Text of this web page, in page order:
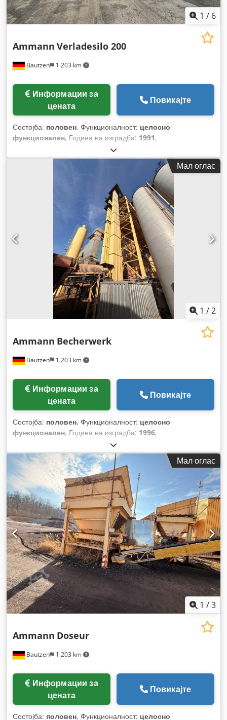
1 / 6
Bautzen 1.203 km
Ammann Verladesilo 200
цената
Повикајте
Состојба: половен, Функционалност: целосно
функционален, Година на изградба: 1991,
Мал оглас
1 /2
Bautzen 1.203 km
Ammann Becherwerk
цената
Повикајте
Состојба: половен, Функционалност: целосно
функционален, Година на изградба: 1996,
Мал оглас
1 /3
Bautzen 1.203 km
Ammann Doseur
цената
Повикајте
Состојба: половен, Функционалност: целосно